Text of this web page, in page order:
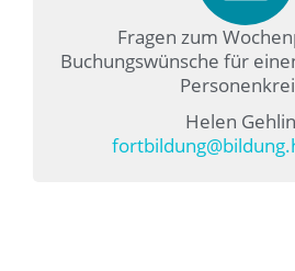
Fragen zum
Buchungswünsche für
Helen